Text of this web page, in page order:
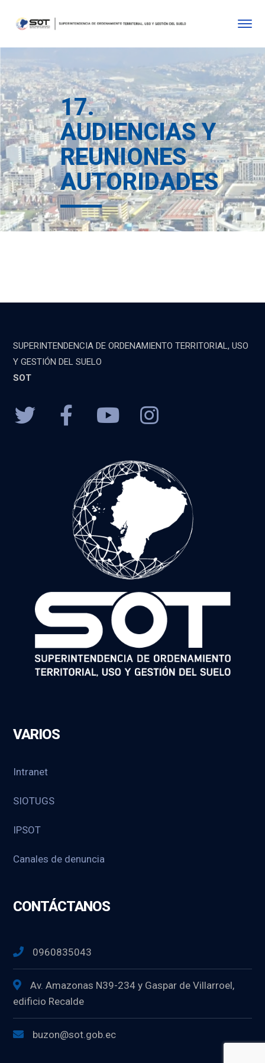
17.
AUDIENCIAS Y
REUNIONES
AUTORIDADES
SUPERINTENDENCIA DE ORDENAMIENTO TERRITORIAL, USO
Y GESTIÓN DEL SUELO
SOT
VARIOS
Intranet
SIOTUGS
IPSOT
Canales de denuncia
CONTÁCTANOS
0960835043
Av. Amazonas N39-234 y Gaspar de Villarroel,
edificio Recalde
buzon@sot.gob.ec